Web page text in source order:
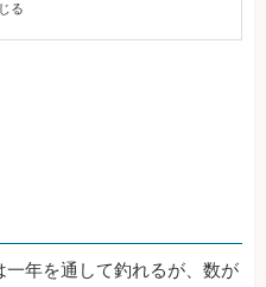
る
年を通して釣れるが、数が